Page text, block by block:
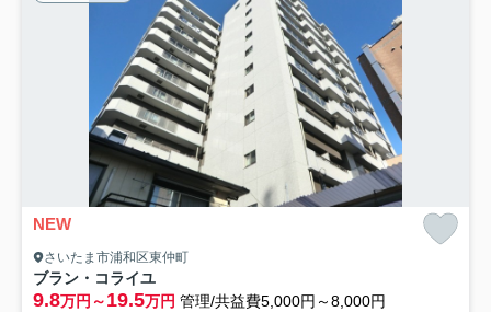
NEW
さいたま市浦和区東仲町
ブラン・コライユ
9.8万円～19.5万円 管理/共益費5,000円～8,000円